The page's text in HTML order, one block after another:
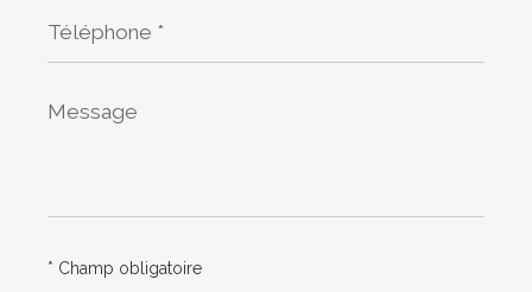
*
Message
* Champ obligatoire